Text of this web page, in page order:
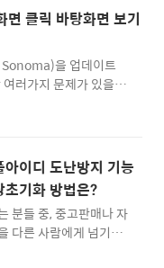
와 같이 안전모드로 진
안전모드로 부팅하는
버튼을 길게 누르고 ..
했는데요.유독 오버워
가 있는 만큼 맥을 네이
습니다.일단 맥북에서
는 방법이 있습니다. 맥
를 사용할 수 있는 패러
Desktop)을 이용하
이트를 통해서 회원가
센스를 획득하면 됩니
면 클릭 바탕화면 보기
을 업데이트
러가지 문제가 있을 것
버전이 나오면 기다렸
먼저 체감하게 된 부
면 스타일이 크게 바뀌
환이 되거나 윈도우가
한 부분의 애니메이션
변한 것 같네요. 부가
파란 인스턴트 툴팁이
이디 도난방지 기능
기화 방법은?
분들 중, 중고판매나 자
다른 사람에게 넘기기
때문에 애플 아이디에